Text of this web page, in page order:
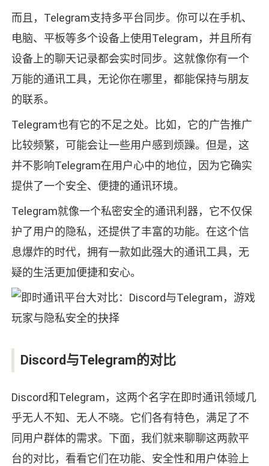
而且，Telegram支持多平台同步。你可以在手机、
电脑、平板等多个设备上使用Telegram，并且所有
设备上的聊天记录都会实时同步。这就像你有一个
万能的通讯工具，无论你在哪里，都能保持与朋友
的联系。
Telegram也有它的不足之处。比如，它的广告推广
比较频繁，可能会让一些用户感到烦躁。但是，这
并不影响Telegram在用户心中的地位，因为它确实
提供了一个安全、便捷的通讯环境。
Telegram就像一个私密安全的通讯利器，它不仅保
护了用户的隐私，还提供了丰富的功能。在这个信
息爆炸的时代，拥有一款如此强大的通讯工具，无
疑的生活更加便捷和安心。
Discord与Telegram的对比
Discord和Telegram，这两个名字在即时通讯领域几
乎无人不知、无人不晓。它们各有特色，满足了不
同用户群体的需求。下面，我们就来聊聊这两款平
台的对比，看看它们在功能、安全性和用户体验上